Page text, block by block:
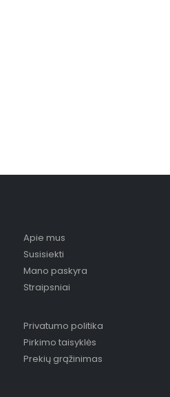
Apie mus
Susisiekti
Mano paskyra
Straipsniai
Privatumo politika
Pirkimo taisyklės
Prekių grąžinimas